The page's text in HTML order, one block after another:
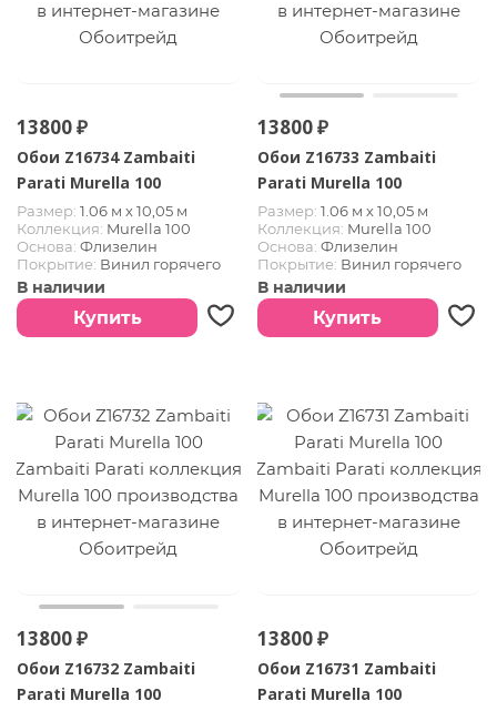
13800 ₽
Обои Z16734 Zambaiti
Parati Murella 100
Размер: 1.06 м х 10,05 м
Коллекция: Murella 100
Основа: Флизелин
Покрытие: Винил горячего
тиснения
В наличии
Купить
13800 ₽
Обои Z16733 Zambaiti
Parati Murella 100
Размер: 1.06 м х 10,05 м
Коллекция: Murella 100
Основа: Флизелин
Покрытие: Винил горячего
тиснения
В наличии
Купить
13800 ₽
Обои Z16732 Zambaiti
Parati Murella 100
13800 ₽
Обои Z16731 Zambaiti
Parati Murella 100